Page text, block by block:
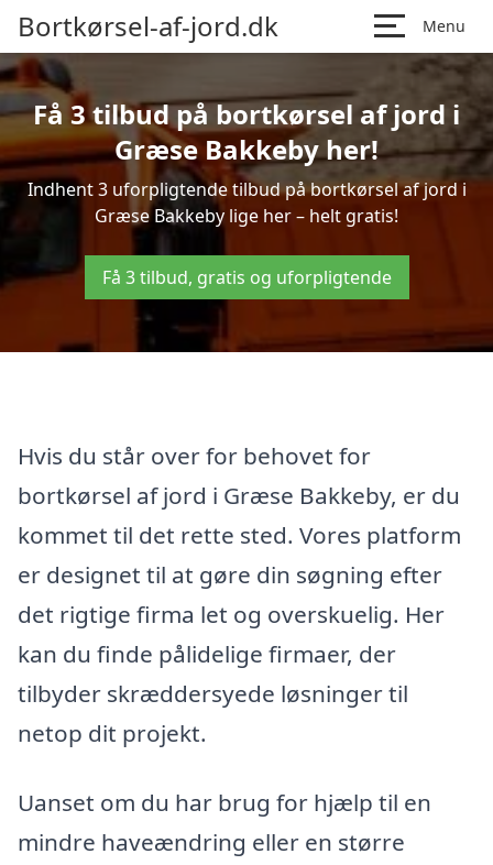
Bortkørsel-af-jord.dk Menu
Få 3 tilbud på bortkørsel af jord i
Græse Bakkeby her!
Indhent 3 uforpligtende tilbud på bortkørsel af jord i
Græse Bakkeby lige her – helt gratis!
Få 3 tilbud, gratis og uforpligtende
Hvis du står over for behovet for
bortkørsel af jord i Græse Bakkeby, er du
kommet til det rette sted. Vores platform
er designet til at gøre din søgning efter
det rigtige firma let og overskuelig. Her
kan du finde pålidelige firmaer, der
tilbyder skræddersyede løsninger til
netop dit projekt.
Uanset om du har brug for hjælp til en
mindre haveændring eller en større